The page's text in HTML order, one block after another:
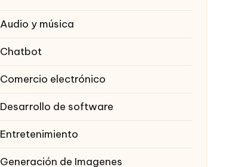
Audio y música
Chatbot
Comercio electrónico
Desarrollo de software
Entretenimiento
Generación de Imagenes